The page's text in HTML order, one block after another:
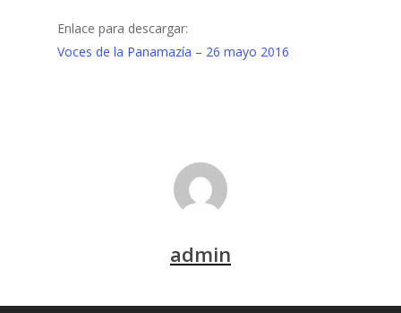
Enlace para descargar:
Voces de la Panamazía – 26 mayo 2016
admin